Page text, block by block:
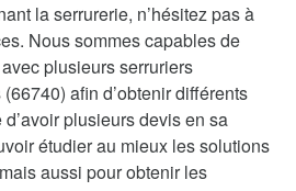
la serrurerie, n’hésitez pas à
Nous sommes capables de
plusieurs serruriers
afin d’obtenir différents
plusieurs devis en sa
étudier au mieux les solutions
aussi pour obtenir les